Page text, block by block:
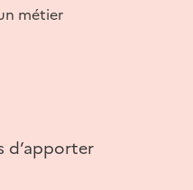
métier
d’apporter